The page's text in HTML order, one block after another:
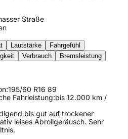
Straße
Lautstärke
Fahrgefühl
Verbrauch Bremsleistung
195/60 R16 89
Fahrleistung:bis 12.000 km /
bis gut auf trockener
leises Abrollgeräusch. Sehr